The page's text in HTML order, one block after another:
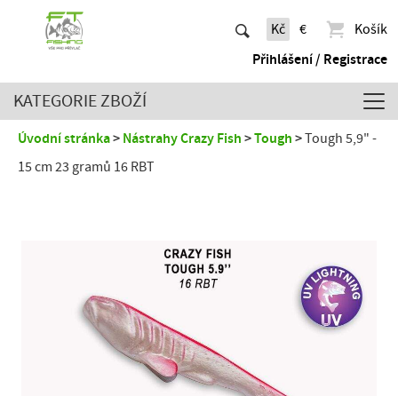
Kč €
Košík
Přihlášení / Registrace
KATEGORIE ZBOŽÍ
Úvodní stránka Nástrahy Crazy Fish Tough
​Tough 5,9" -
15 cm 23 gramů 16 RBT